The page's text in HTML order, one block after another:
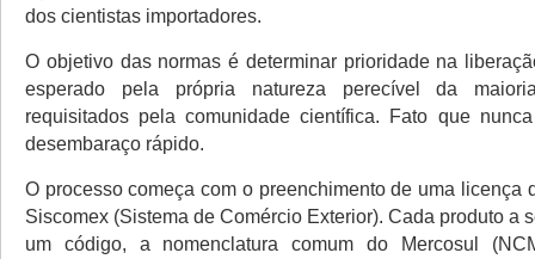
dos cientistas importadores.
O objetivo das normas é determinar prioridade na
esperado pela própria natureza perecível da
requisitados pela comunidade científica. Fato que
desembaraço rápido.
O processo começa com o preenchimento de uma licença
Siscomex (Sistema de Comércio Exterior). Cada produto a
um código, a nomenclatura comum do Mercosul